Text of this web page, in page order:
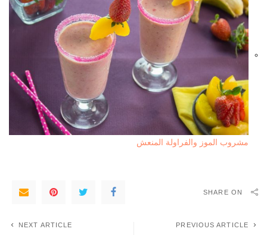
مشروب الموز والفراولة المنعش
SHARE ON
PREVIOUS ARTICLE
NEXT ARTICLE